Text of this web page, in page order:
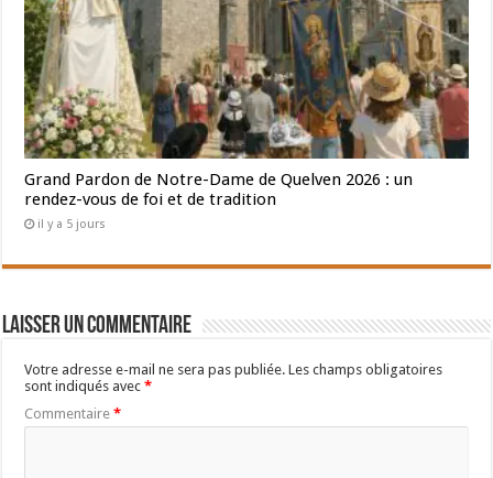
Grand Pardon de Notre-Dame de Quelven 2026 : un
rendez-vous de foi et de tradition
il y a 5 jours
Laisser un commentaire
Votre adresse e-mail ne sera pas publiée. Les champs obligatoires
sont indiqués avec*
Commentaire*